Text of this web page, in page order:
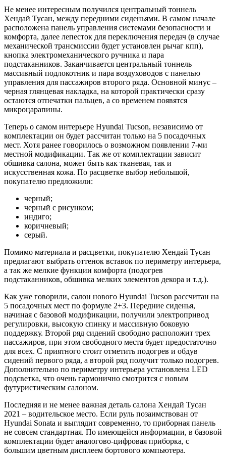
Не менее интересным получился центральный тоннель
Хендай Тусан, между передними сиденьями. В самом начале
расположена панель управления системами безопасности и
комфорта, далее лепесток для переключения передач (в случае
механической трансмиссии будет установлен рычаг кпп),
кнопка электромеханического ручника и пара
подстаканников. Заканчивается центральный тоннель
массивный подлокотник и пара воздуховодов с панелью
управления для пассажиров второго ряда. Основной минус –
черная глянцевая накладка, на которой практически сразу
остаются отпечатки пальцев, а со временем появятся
микроцарапины.
Теперь о самом интерьере Hyundai Tucson, независимо от
комплектации он будет рассчитан только на 5 посадочных
мест. Хотя ранее говорилось о возможном появлении 7-ми
местной модификации. Так же от комплектации зависит
обшивка салона, может быть как тканевая, так и
искусственная кожа. По расцветке выбор небольшой,
покупателю предложили:
черный;
черный с рисунком;
индиго;
коричневый;
серый.
Помимо материала и расцветки, покупателю Хендай Тусан
предлагают выбрать оттенок вставок по периметру интерьера,
а так же мелкие функции комфорта (подогрев
подстаканников, обшивка мелких элементов декора и т.д.).
Как уже говорили, салон нового Hyundai Tucson рассчитан на
5 посадочных мест по формуле 2+3. Передние сиденья,
начиная с базовой модификации, получили электропривод
регулировки, высокую спинку и массивную боковую
поддержку. Второй ряд сидений свободно расположит трех
пассажиров, при этом свободного места будет предостаточно
для всех. С приятного стоит отметить подогрев и обдув
сидений первого ряда, а второй ряд получит только подогрев.
Дополнительно по периметру интерьера установлена LED
подсветка, что очень гармонично смотрится с новым
футуристическим салоном.
Последняя и не менее важная деталь салона Хендай Тусан
2021 – водительское место. Если руль позаимствован от
Hyundai Sonata и выглядит современно, то приборная панель
не совсем стандартная. По имеющейся информации, в базовой
комплектации будет аналогово-цифровая приборка, с
большим цветным дисплеем бортового компьютера.